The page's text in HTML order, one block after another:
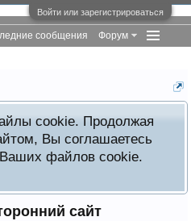
Войти или зарегистрироваться
cookie. Продолжая
Вы соглашаетесь
файлов cookie.
сайт
сообщения Форум